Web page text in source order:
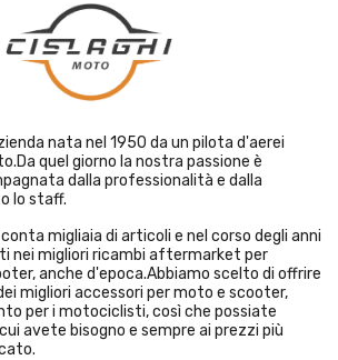
nata nel 1950 da un pilota d'aerei
quel giorno la nostra passione è
dalla professionalità e dalla
lo staff.
migliaia di articoli e nel corso degli anni
nei migliori ricambi aftermarket per
anche d'epoca.Abbiamo scelto di offrire
migliori accessori per moto e scooter,
per i motociclisti, così che possiate
avete bisogno e sempre ai prezzi più